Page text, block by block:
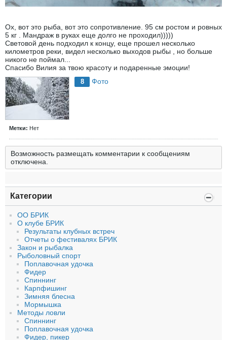
Ох, вот это рыба, вот это сопротивление. 95 см ростом и ровных
5 кг . Мандраж в руках еще долго не проходил)))))
Световой день подходил к концу, еще прошел несколько
километров реки, видел несколько выходов рыбы , но больше
никого не поймал...
Спасибо Вилия за твою красоту и подаренные эмоции!
8 Фото
Метки: Нет
Возможность размещать комментарии к сообщениям
отключена.
Категории
ОО БРИК
О клубе БРИК
Результаты клубных встреч
Отчеты о фестивалях БРИК
Закон и рыбалка
Рыболовный спорт
Поплавочная удочка
Фидер
Спиннинг
Карпфишинг
Зимняя блесна
Мормышка
Методы ловли
Спиннинг
Поплавочная удочка
Фидер, пикер